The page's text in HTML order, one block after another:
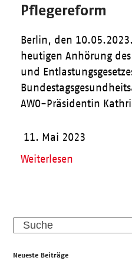
Pflegereform
Berlin, den
heutigen Anhörung
und
AWO-Präsidentin
11. Mai 2023
Weiterlesen
Search
Neueste Beiträge